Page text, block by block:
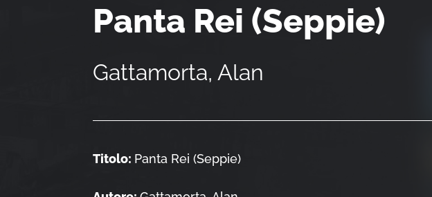
Panta Rei (Seppie)
Gattamorta, Alan
Titolo: Panta Rei (Seppie)